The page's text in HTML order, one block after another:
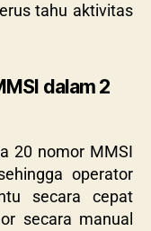
tahu aktivitas
dalam 2
20 nomor MMSI
operator
secara cepat
secara manual